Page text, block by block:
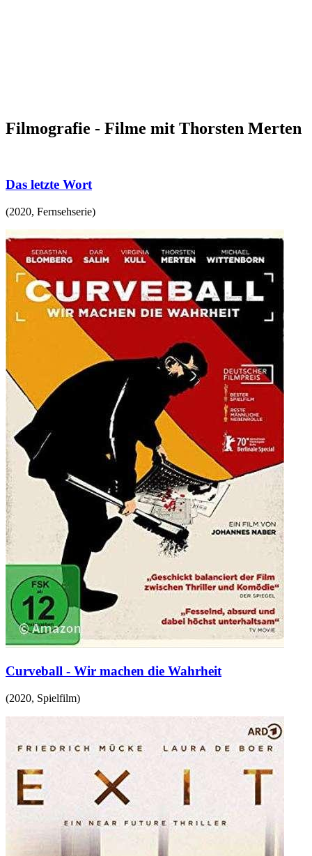
Filmografie - Filme mit Thorsten Merten
Das letzte Wort
(2020, Fernsehserie)
Curveball - Wir machen die Wahrheit
(2020, Spielfilm)